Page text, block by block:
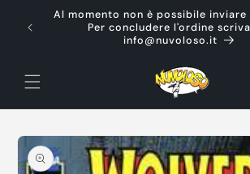
direttamente
ai contenuti
Al momento non è possibile
Per concludere l'ordine
info@nuvoloso.it
Passa alle
informazioni
sul prodotto